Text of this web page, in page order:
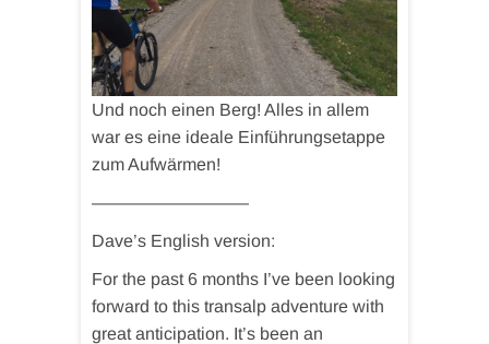
Und noch einen Berg! Alles in allem
war es eine ideale Einführungsetappe
zum Aufwärmen!
—————————
Dave’s English version:
For the past 6 months I’ve been looking
forward to this transalp adventure with
great anticipation. It’s been an